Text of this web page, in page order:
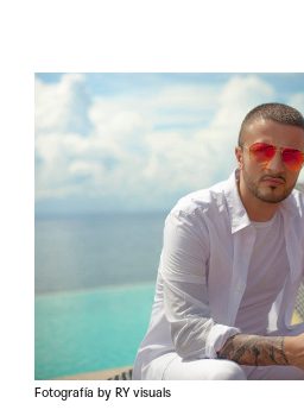
Fotografía by RY visuals